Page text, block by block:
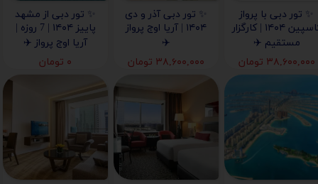
✨ تور دبی با پرواز
کاسپین ۱۴۰۴ | کارگزار
مستقیم ✈️
۳۸,۶۰۰,۰۰۰ تومان
✨ تور دبی آذر و دی
۱۴۰۴ | آریا اوج پرواز
✈️
۳۸,۶۰۰,۰۰۰ تومان
✨ تور دبی از مشهد
پاییز ۱۴۰۴ | 7 روزه |
آریا اوج پرواز ✈️
۰ تومان